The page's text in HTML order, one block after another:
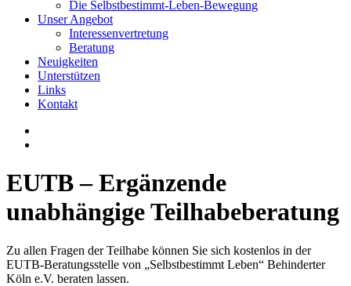
Die Selbstbestimmt-Leben-Bewegung
Unser Angebot
Interessenvertretung
Beratung
Neuigkeiten
Unterstützen
Links
Kontakt
EUTB – Ergänzende
unabhängige Teilhabeberatung
Zu allen Fragen der Teilhabe können Sie sich kostenlos in der
EUTB-Beratungsstelle von „Selbstbestimmt Leben“ Behinderter
Köln e.V. beraten lassen.